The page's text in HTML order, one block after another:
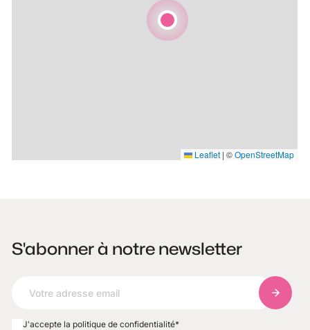
Leaflet | ©OpenStreetMap
S'abonner à notre newsletter
J'accepte la politique de confidentialité*